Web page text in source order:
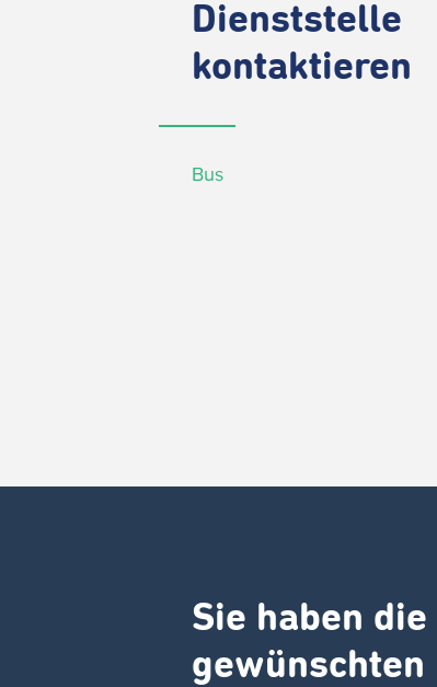
Dienststelle
kontaktieren
Bus
Sie haben die
gewünschten